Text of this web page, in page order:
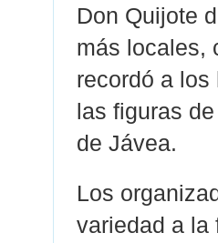
Don Quijote
más locales,
recordó a
las figuras
de Jávea.
Los
variedad a la